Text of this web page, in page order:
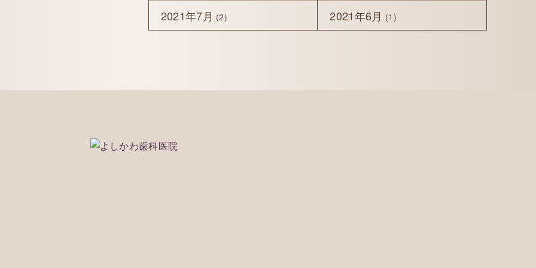
2021年7月 (2) 2021年6月 (1)